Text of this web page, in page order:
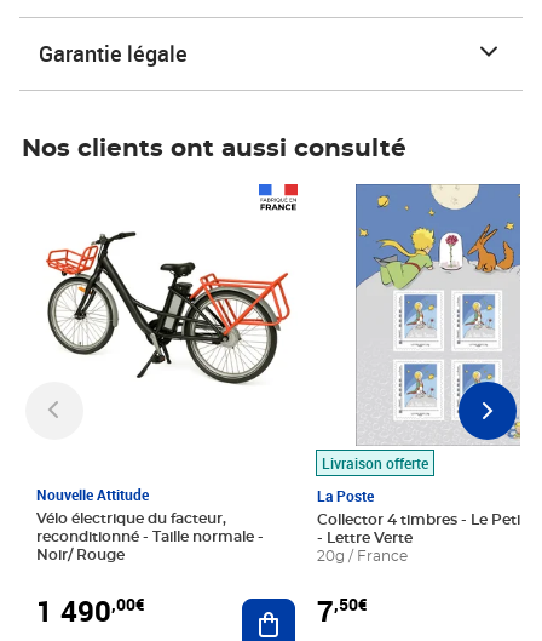
Garantie légale
Nos clients ont aussi consulté
Nouvelle Attitude
Vélo électrique du facteur,
reconditionné - Taille normale -
Noir/ Rouge
1 490,00€ Ajouter au panier
Livraison offerte
La Poste
Collector 4 timbres - Le Petit
- Lettre Verte
20g / France
7,50€
Prix 7,50€